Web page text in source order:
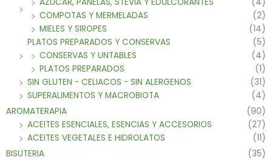
COMPOTAS Y MERMELADAS
(2)
MIELES Y SIROPES
(14)
PLATOS PREPARADOS Y CONSERVAS
(5)
CONSERVAS Y UNTABLES
(4)
PLATOS PREPARADOS
(1)
SIN GLUTEN - CELIACOS - SIN ALERGENOS
(31)
SUPERALIMENTOS Y MACROBIOTA
(4)
AROMATERAPIA
(90)
ACEITES ESENCIALES, ESENCIAS Y ACCESORIOS
(27)
ACEITES VEGETALES E HIDROLATOS
(11)
BISUTERIA
(35)